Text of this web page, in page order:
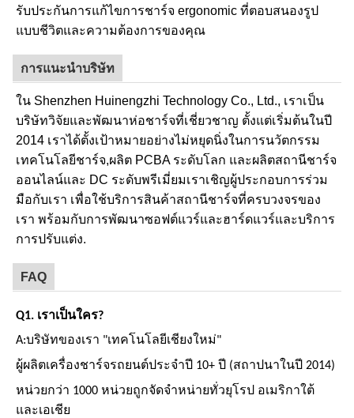
รับประกันการแก้ไขการชาร์จ ergonomic ที่ตอบสนองรูป
แบบชีวิตและความต้องการของคุณ
การแนะนําบริษัท
ใน Shenzhen Huinengzhi Technology Co., Ltd., เราเป็น
บริษัทวิจัยและพัฒนาห่อชาร์จที่เชี่ยวชาญ ตั้งแต่เริ่มต้นในปี
2014 เราได้ตั้งเป้าหมายอย่างไม่หยุดนิ่งในการนวัตกรรม
เทคโนโลยีชาร์จ,ผลิต PCBA ระดับโลก และผลิตสถานีชาร์จ
ออนไลน์และ DC ระดับพรีเมี่ยมเราเชิญผู้ประกอบการร่วม
มือกับเรา เพื่อใช้บริการสินค้าสถานีชาร์จที่ครบวงจรของ
เรา พร้อมกับการพัฒนาซอฟต์แวร์และฮาร์ดแวร์และบริการ
การปรับแต่ง.
FAQ
Q1. เราเป็นใคร?
A:บริษัทของเรา "เทคโนโลยีเชียงใหม่"
ผู้ผลิตเครื่องชาร์จรถยนต์ประจําปี 10+ ปี (สถาปนาในปี 2014)
หน่วยกว่า 1000 หน่วยถูกจัดจําหน่ายทั่วยุโรป อเมริกาใต้
และเอเชีย